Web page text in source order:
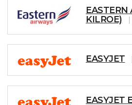
EASTERN
KILROE)
EASYJET
EASYJET